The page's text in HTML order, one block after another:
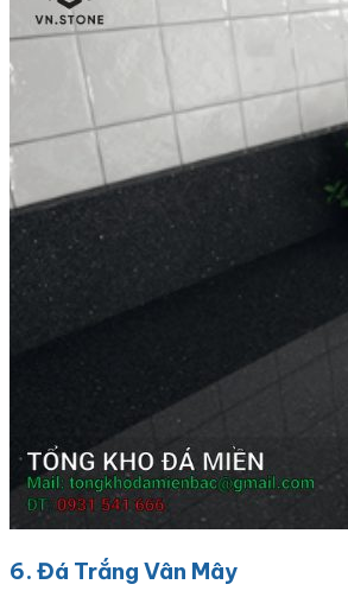
6. Đá Trắng Vân Mây